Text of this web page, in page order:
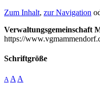
Zum Inhalt, zur Navigation
Verwaltungsgemeinschaft
https://
Schriftgröße
A A A